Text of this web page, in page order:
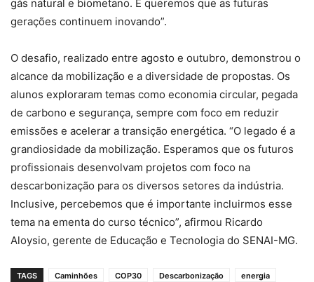
gás natural e biometano. E queremos que as futuras
gerações continuem inovando”.
O desafio, realizado entre agosto e outubro, demonstrou o
alcance da mobilização e a diversidade de propostas. Os
alunos exploraram temas como economia circular, pegada
de carbono e segurança, sempre com foco em reduzir
emissões e acelerar a transição energética. “O legado é a
grandiosidade da mobilização. Esperamos que os futuros
profissionais desenvolvam projetos com foco na
descarbonização para os diversos setores da indústria.
Inclusive, percebemos que é importante incluirmos esse
tema na ementa do curso técnico”, afirmou Ricardo
Aloysio, gerente de Educação e Tecnologia do SENAI-MG.
TAGS Caminhões COP30 Descarbonização
energia